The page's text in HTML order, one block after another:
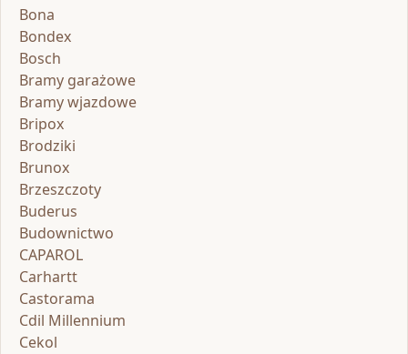
Bona
Bondex
Bosch
Bramy garażowe
Bramy wjazdowe
Bripox
Brodziki
Brunox
Brzeszczoty
Buderus
Budownictwo
CAPAROL
Carhartt
Castorama
Cdil Millennium
Cekol